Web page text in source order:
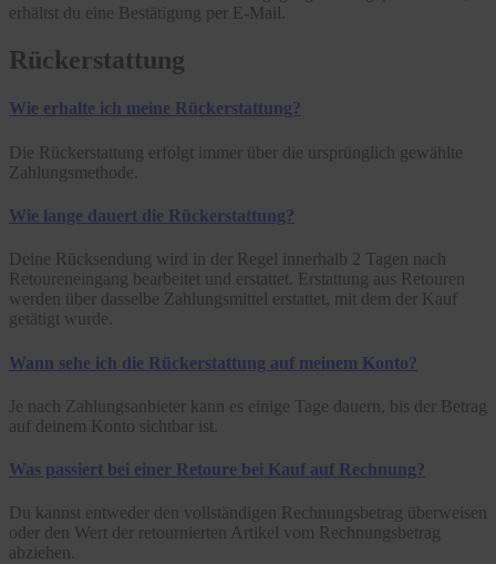
erhältst du eine Bestätigung per E-Mail.
Rückerstattung
Wie erhalte ich meine Rückerstattung?
Die Rückerstattung erfolgt immer über die ursprünglich gewählte
Zahlungsmethode.
Wie lange dauert die Rückerstattung?
Deine Rücksendung wird in der Regel innerhalb 2 Tagen nach
Retoureneingang bearbeitet und erstattet. Erstattung aus Retouren
werden über dasselbe Zahlungsmittel erstattet, mit dem der Kauf
getätigt wurde.
Wann sehe ich die Rückerstattung auf meinem Konto?
Je nach Zahlungsanbieter kann es einige Tage dauern, bis der Betrag
auf deinem Konto sichtbar ist.
Was passiert bei einer Retoure bei Kauf auf Rechnung?
Du kannst entweder den vollständigen Rechnungsbetrag überweisen
oder den Wert der retournierten Artikel vom Rechnungsbetrag
abziehen.